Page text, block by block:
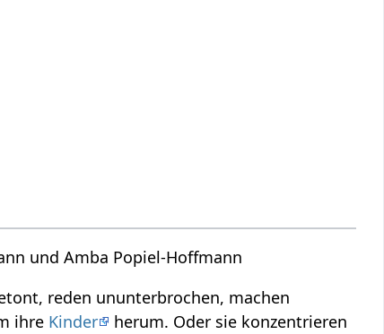
und Amba Popiel-Hoffmann
reden ununterbrochen, machen
ihre Kinder
herum. Oder sie konzentrieren